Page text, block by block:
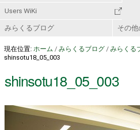
Users WiKi
みらくるブログ その
現在位置: ホーム / みらくるブログ / みらくる
shinsotu18_05_003
shinsotu18_05_003